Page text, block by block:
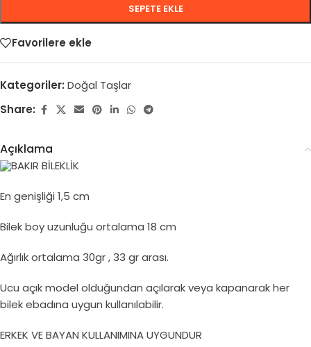
SEPETE EKLE
Favorilere ekle
Kategoriler: Doğal Taşlar
Share:
Açıklama
BAKIR BİLEKLİK
En genişliği 1,5 cm
Bilek boy uzunluğu ortalama 18 cm
Ağırlık ortalama 30gr , 33 gr arası.
Ucu açık model olduğundan açılarak veya kapanarak her
bilek ebadına uygun kullanılabilir.
ERKEK VE BAYAN KULLANIMINA UYGUNDUR